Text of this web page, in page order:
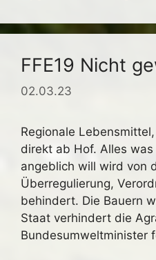
FFE19 Nicht
02.03.23
Regionale
direkt ab Hof. Alles
angeblich will wird von
Überregulierung,
behindert. Die Bauern
Staat verhindert die
Bundesumweltminister